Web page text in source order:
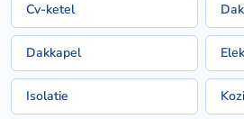
Cv-ketel
Dakkapel
Isolatie